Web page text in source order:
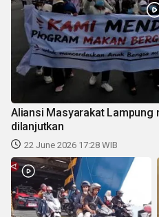
Aliansi Masyarakat Lampung
dilanjutkan
22 June 2026 17:28 WIB